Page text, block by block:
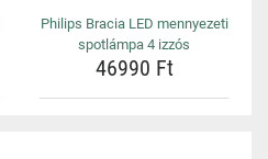
Philips Bracia LED mennyezeti
spotlámpa 4 izzós
46990 Ft